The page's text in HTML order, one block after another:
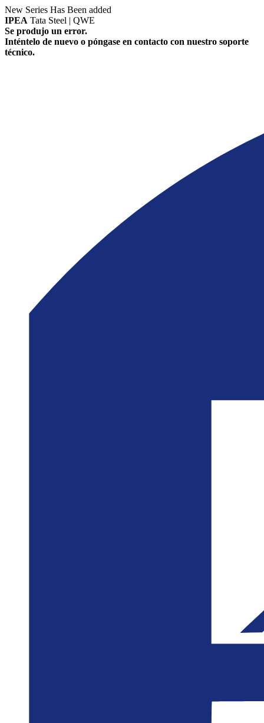
New Series Has Been added
IPEA Tata Steel | QWE
Se produjo un error.
Inténtelo de nuevo o póngase en contacto con nuestro soporte
técnico.